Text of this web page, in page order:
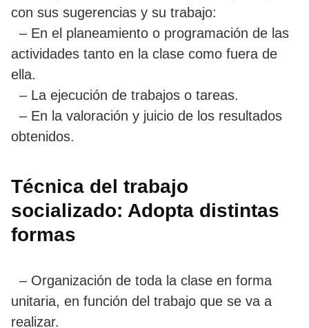
con sus sugerencias y su trabajo:
– En el planeamiento o programación de las
actividades tanto en la clase como fuera de
ella.
– La ejecución de trabajos o tareas.
– En la valoración y juicio de los resultados
obtenidos.
Técnica del trabajo
socializado: Adopta distintas
formas
– Organización de toda la clase en forma
unitaria, en función del trabajo que se va a
realizar.